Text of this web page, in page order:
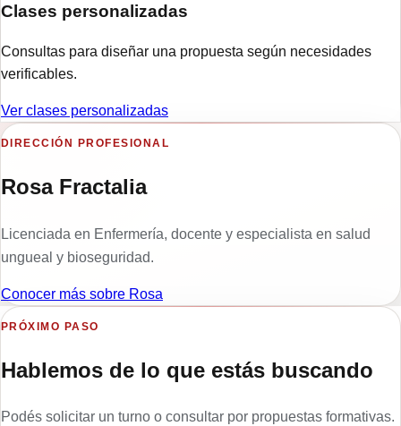
Clases personalizadas
Consultas para diseñar una propuesta según necesidades
verificables.
Ver clases personalizadas
DIRECCIÓN PROFESIONAL
Rosa Fractalia
Licenciada en Enfermería, docente y especialista en salud
ungueal y bioseguridad.
Conocer más sobre Rosa
PRÓXIMO PASO
Hablemos de lo que estás buscando
Podés solicitar un turno o consultar por propuestas formativas.